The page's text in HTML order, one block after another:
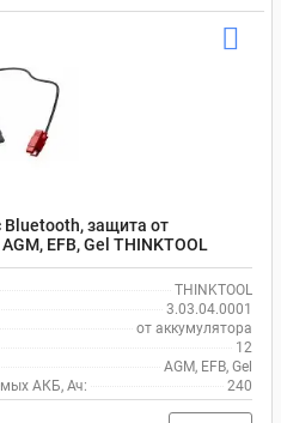
Bluetooth, защита от
EFB, Gel THINKTOOL
THINKTOOL
3.03.04.0001
от аккумулятора
12
AGM, EFB, Gel
АКБ, Ач:
240